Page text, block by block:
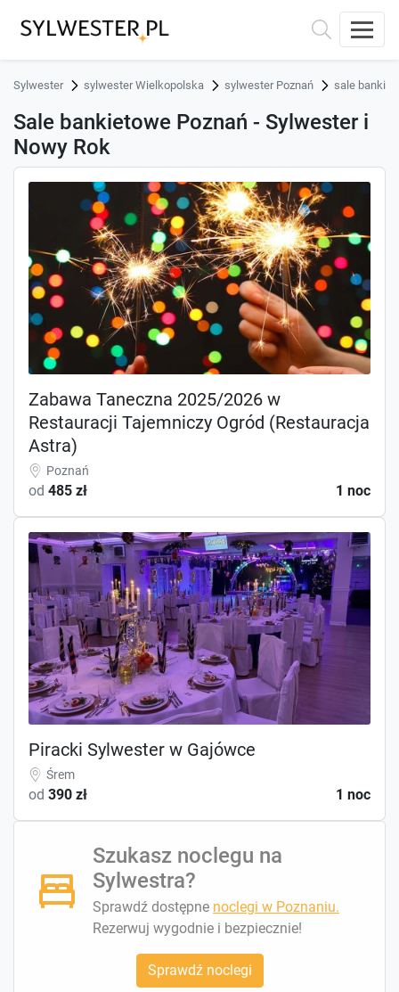
Sylwester sylwester Wielkopolska sylwester Poznań sale
Sale bankietowe Poznań - Sylwester i
Nowy Rok
Zabawa Taneczna 2025/2026 w
Restauracji Tajemniczy Ogród (Restauracja
Astra)
Poznań
od 485 zł 1 noc
Piracki Sylwester w Gajówce
Śrem
od 390 zł 1 noc
Szukasz noclegu na
Sylwestra?
Sprawdź dostępne noclegi w Poznaniu.
Rezerwuj wygodnie i bezpiecznie!
Sprawdź noclegi